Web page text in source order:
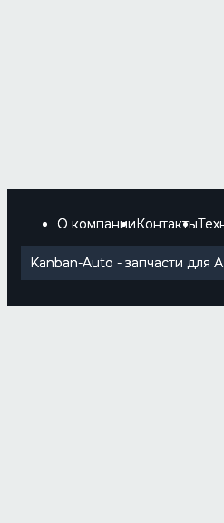
О компанииКонтакты
Kanban-Auto - запчасти для